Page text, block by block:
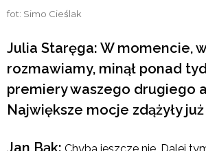
fot: Simo Cieślak
Julia Staręga: W momencie,
rozmawiamy, minął ponad
premiery waszego drugiego
Największe mocje zdążyły
Jan Bąk: